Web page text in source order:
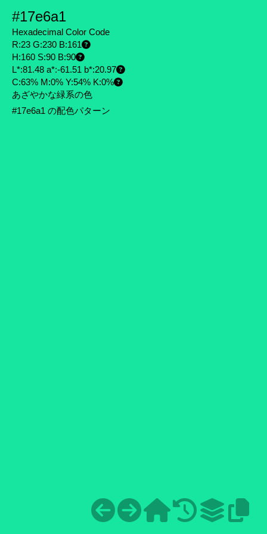
#17e6a1
Hexadecimal Color Code
R:23 G:230 B:161
H:160 S:90 B:90
L*:81.48 a*:-61.51 b*:20.97
C:63% M:0% Y:54% K:0%
あざやかな緑系の色
#17e6a1 の配色パターン